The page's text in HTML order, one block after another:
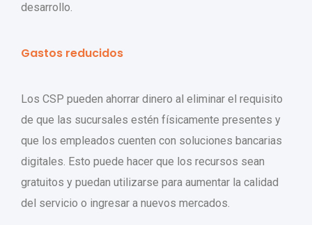
desarrollo.
Gastos reducidos
Los CSP pueden ahorrar dinero al eliminar el requisito
de que las sucursales estén físicamente presentes y
que los empleados cuenten con soluciones bancarias
digitales. Esto puede hacer que los recursos sean
gratuitos y puedan utilizarse para aumentar la calidad
del servicio o ingresar a nuevos mercados.